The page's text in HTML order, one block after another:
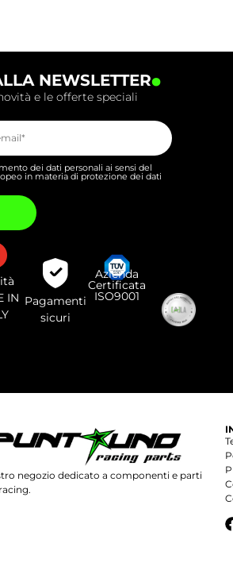
NEWSLETTER.
e le offerte speciali
dei dati personali ai sensi del
in materia di protezione dei dati
IN Pagamenti
sicuri
Azienda
Certificata
ISO9001
negozio dedicato a componenti e parti